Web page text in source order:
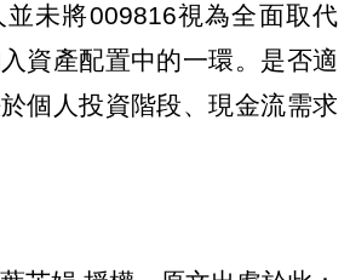
未將009816視為全面取代
資產配置中的一環。是否適
個人投資階段、現金流需求